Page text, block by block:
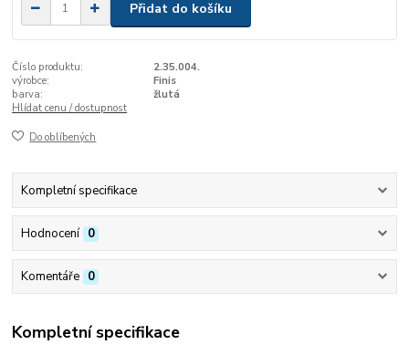
Přidat do košíku
Číslo produktu:
2.35.004.
výrobce:
Finis
barva:
žlutá
Hlídat cenu / dostupnost
Do oblíbených
Kompletní specifikace
Hodnocení 0
Komentáře 0
Kompletní specifikace